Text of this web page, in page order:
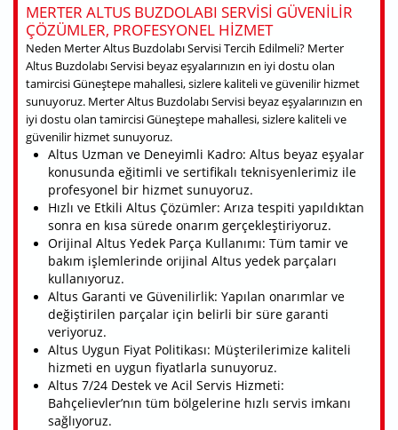
MERTER ALTUS BUZDOLABI SERVISI GÜVENILIR
ÇÖZÜMLER, PROFESYONEL HIZMET
Neden Merter Altus Buzdolabı Servisi Tercih Edilmeli? Merter
Altus Buzdolabı Servisi beyaz eşyalarınızın en iyi dostu olan
tamircisi Güneştepe mahallesi, sizlere kaliteli ve güvenilir hizmet
sunuyoruz. Merter Altus Buzdolabı Servisi beyaz eşyalarınızın en
iyi dostu olan tamircisi Güneştepe mahallesi, sizlere kaliteli ve
güvenilir hizmet sunuyoruz.
Altus Uzman ve Deneyimli Kadro: Altus beyaz eşyalar
konusunda eğitimli ve sertifikalı teknisyenlerimiz ile
profesyonel bir hizmet sunuyoruz.
Hızlı ve Etkili Altus Çözümler: Arıza tespiti yapıldıktan
sonra en kısa sürede onarım gerçekleştiriyoruz.
Orijinal Altus Yedek Parça Kullanımı: Tüm tamir ve
bakım işlemlerinde orijinal Altus yedek parçaları
kullanıyoruz.
Altus Garanti ve Güvenilirlik: Yapılan onarımlar ve
değiştirilen parçalar için belirli bir süre garanti
veriyoruz.
Altus Uygun Fiyat Politikası: Müşterilerimize kaliteli
hizmeti en uygun fiyatlarla sunuyoruz.
Altus 7/24 Destek ve Acil Servis Hizmeti:
Bahçelievler’nın tüm bölgelerine hızlı servis imkanı
sağlıyoruz.